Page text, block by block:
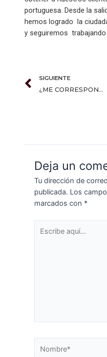
portuguesa. Desde la
hemos logrado la
y seguiremos
Prev
SIGUIENTE
¿ME CORRESPONDE QUE EL EMPELADOR ME PAGUE LAS FIESTAS?
Deja un
Tu dirección de
publicada. Los
marcados con *
aquí...